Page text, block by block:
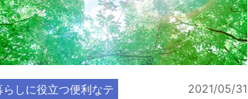
らしに役立つ便利なテ
2021/05/31